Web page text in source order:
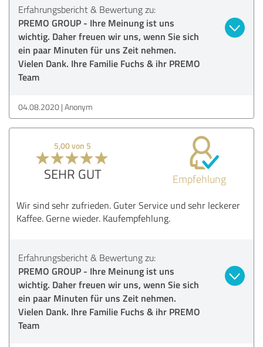
Erfahrungsbericht & Bewertung zu:
PREMO GROUP - Ihre Meinung ist uns
wichtig. Daher freuen wir uns, wenn Sie sich
ein paar Minuten für uns Zeit nehmen.
Vielen Dank. Ihre Familie Fuchs & ihr PREMO
Team
04.08.2020 Anonym
5,00 von 5
SEHR GUT Empfehlung
Wir sind sehr zufrieden. Guter Service und sehr leckerer
Kaffee. Gerne wieder. Kaufempfehlung.
Erfahrungsbericht & Bewertung zu:
PREMO GROUP - Ihre Meinung ist uns
wichtig. Daher freuen wir uns, wenn Sie sich
ein paar Minuten für uns Zeit nehmen.
Vielen Dank. Ihre Familie Fuchs & ihr PREMO
Team